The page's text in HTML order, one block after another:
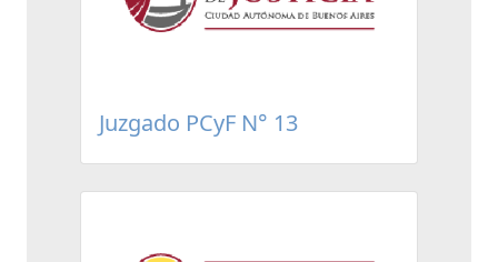
Juzgado PCyF N° 13